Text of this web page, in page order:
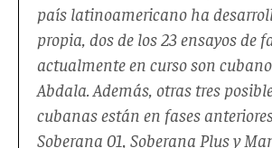
país latinoamericano ha
propia, dos de los 23 ensayos de
actualmente en curso son
Abdala. Además, otras tres
cubanas están en fases
Soberana 01, Soberana Plus y